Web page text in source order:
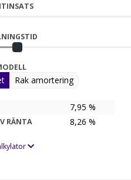
Rak amortering
7,95 %
RÄNTA 8,26 %